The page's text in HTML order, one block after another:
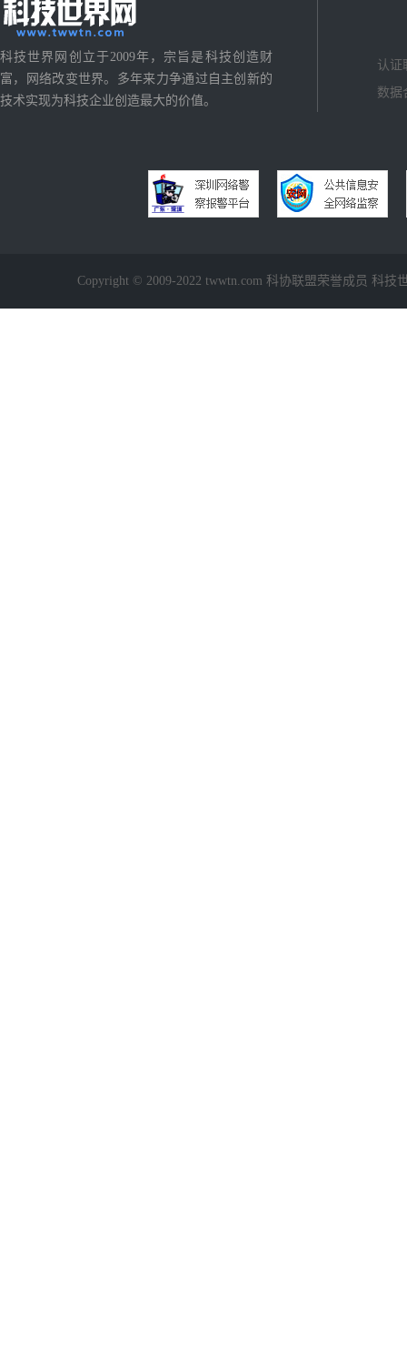
科技世界网创立于2009年，宗旨是科技创造财
富，网络改变世界。多年来力争通过自主创新的
技术实现为科技企业创造最大的价值。
认证
数据
Copyright © 2009-2022 twwtn.com 科协联盟荣誉成员 科